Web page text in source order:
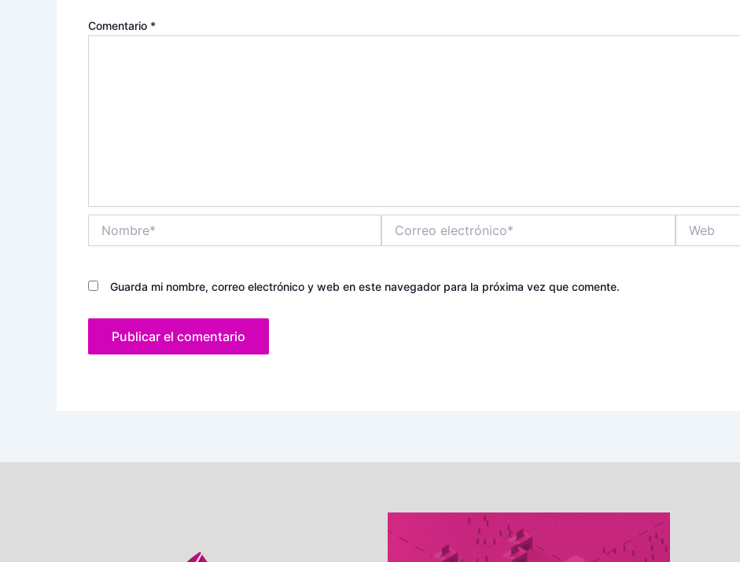
Comentario *
electrónico*
Guarda mi nombre, correo electrónico y web en este navegador para la próxima vez que comente.